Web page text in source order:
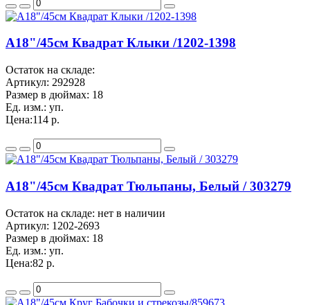
A18"/45см Квадрат Клыки /1202-1398
Остаток на складе:
Артикул: 292928
Размер в дюймах: 18
Ед. изм.: уп.
Цена:114 р.
A18"/45см Квадрат Тюльпаны, Белый / 303279
Остаток на складе: нет в наличии
Артикул: 1202-2693
Размер в дюймах: 18
Ед. изм.: уп.
Цена:82 р.